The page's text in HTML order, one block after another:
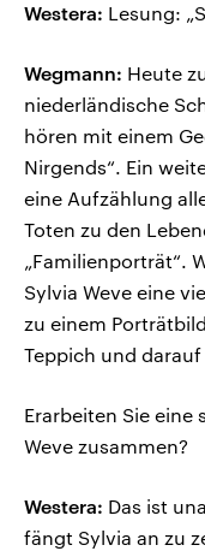
Westera: Lesung:
Wegmann: Heute
niederländische
hören mit einem
Nirgends“. Ein
eine Aufzählung
Toten zu den
„Familienporträt“.
Sylvia Weve eine
zu einem
Teppich und
Erarbeiten Sie eine
Weve zusammen?
Westera: Das ist
fängt Sylvia an zu